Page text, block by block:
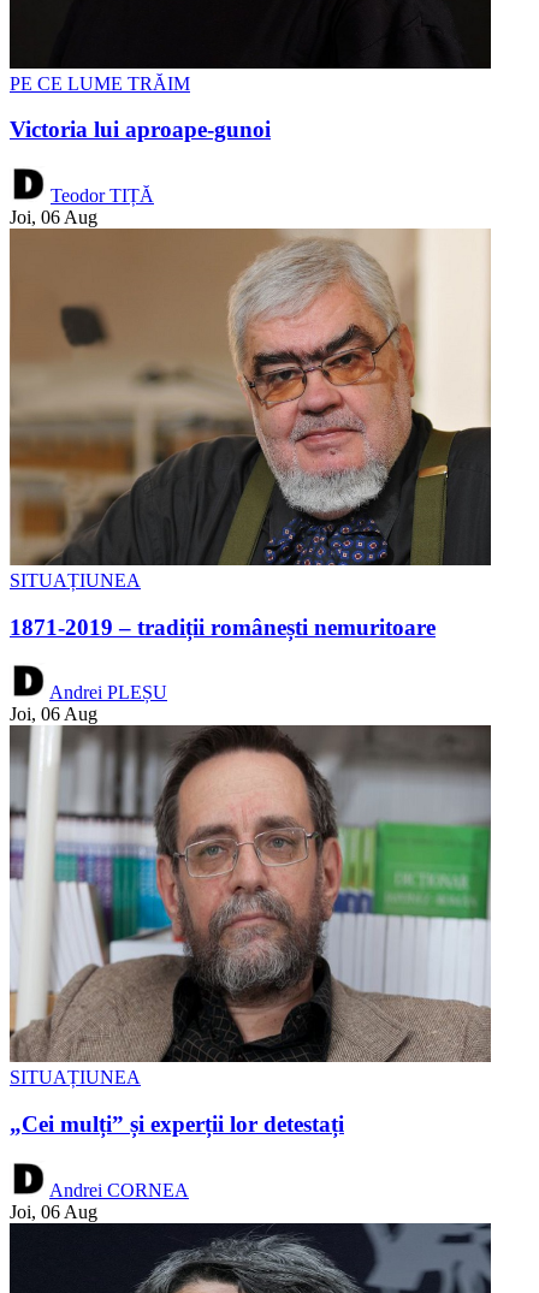
PE CE LUME TRĂIM
Victoria lui aproape-gunoi
Teodor TIȚĂ
Joi, 06 Aug
SITUAȚIUNEA
1871-2019 – tradiții românești nemuritoare
Andrei PLEȘU
Joi, 06 Aug
SITUAȚIUNEA
„Cei mulți” și experții lor detestați
Andrei CORNEA
Joi, 06 Aug